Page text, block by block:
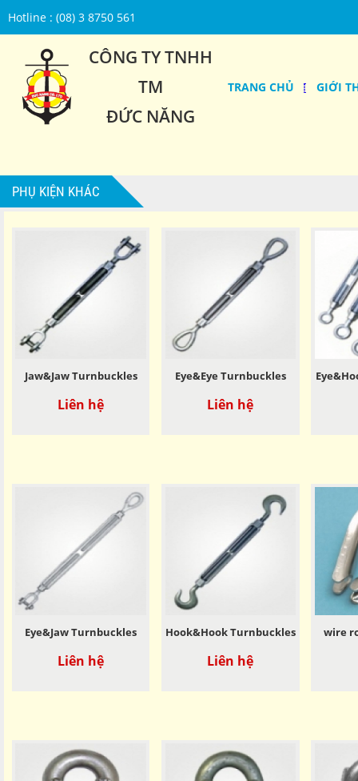
Hotline : (08) 3 8750 561
CÔNG TY TNHH
TM
ĐỨC NĂNG
TRANG CHỦ GIỚI
PHỤ KIỆN KHÁC
Jaw&Jaw Turnbuckles
Liên hệ
Eye&Eye Turnbuckles
Liên hệ
Eye&Jaw Turnbuckles
Liên hệ
Hook&Hook Turnbuckles
Liên hệ
wire